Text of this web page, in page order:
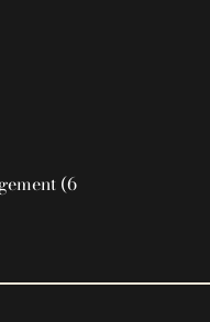
(6